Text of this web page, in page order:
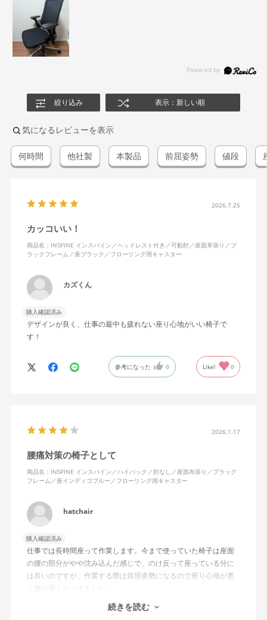
絞り込み 表示：新しい順
気になるレビューを表示
何時間 他社製 本製品 前屈姿勢 値段
2026.7.25
カッコいい！
商品名：INSPINE インスパイン／ヘッドレスト付き／可動肘／座面革張り／ブ
ラックフレーム／座ブラック／フローリング用キャスター
カズくん
購入確認済み
デザインが良く、仕事の最中も疲れない座り心地がいい椅子で
す！
参考になった 0 Like! 0
2026.1.17
腰痛対策の椅子として
商品名：INSPINE インスパイン／ハイバック／肘なし／座面布張り／ブラック
フレーム／座インディゴブルー／フローリング用キャスター
hatchair
購入確認済み
仕事では長時間座って作業します。今まで使っていた椅子は座面
の腰の部分がやや沈み込んだ感じで、のけ反って座っている分に
は良いのですが、作業する際は前屈姿勢になるので座り心地が悪
く腰が痛くなってました。
それに比べて、この椅子は座面が前屈姿勢に調整でき、また背も
たれ部分をワイヤーで張力かけられるので、体重が座面と背もた
続きを読む